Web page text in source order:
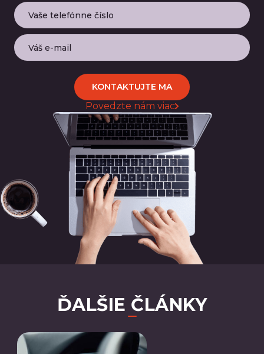
Povedzte nám viac
KONTAKTUJTE MA
ĎALŠIE ČLÁNKY